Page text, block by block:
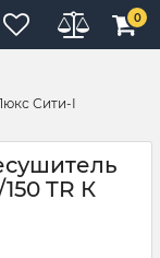
0
Сити-I
TR К